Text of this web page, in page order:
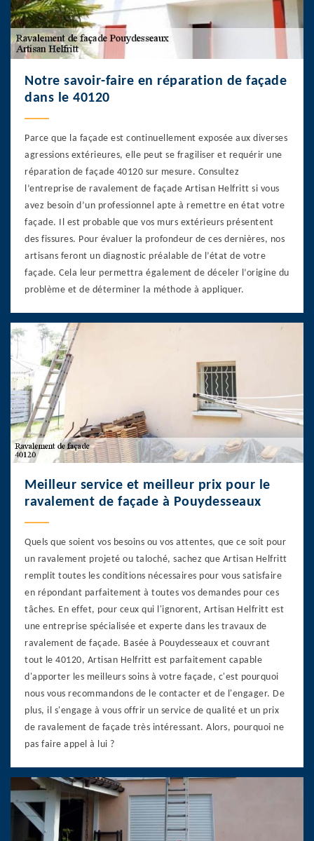
Notre savoir-faire en réparation de façade
dans le 40120
Parce que la façade est continuellement exposée aux diverses
agressions extérieures, elle peut se fragiliser et requérir une
réparation de façade 40120 sur mesure. Consultez
l’entreprise de ravalement de façade Artisan Helfritt si vous
avez besoin d’un professionnel apte à remettre en état votre
façade. Il est probable que vos murs extérieurs présentent
des fissures. Pour évaluer la profondeur de ces dernières, nos
artisans feront un diagnostic préalable de l’état de votre
façade. Cela leur permettra également de déceler l’origine du
problème et de déterminer la méthode à appliquer.
Meilleur service et meilleur prix pour le
ravalement de façade à Pouydesseaux
Quels que soient vos besoins ou vos attentes, que ce soit pour
un ravalement projeté ou taloché, sachez que Artisan Helfritt
remplit toutes les conditions nécessaires pour vous satisfaire
en répondant parfaitement à toutes vos demandes pour ces
tâches. En effet, pour ceux qui l'ignorent, Artisan Helfritt est
une entreprise spécialisée et experte dans les travaux de
ravalement de façade. Basée à Pouydesseaux et couvrant
tout le 40120, Artisan Helfritt est parfaitement capable
d'apporter les meilleurs soins à votre façade, c'est pourquoi
nous vous recommandons de le contacter et de l'engager. De
plus, il s'engage à vous offrir un service de qualité et un prix
de ravalement de façade très intéressant. Alors, pourquoi ne
pas faire appel à lui ?